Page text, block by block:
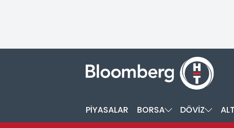
PİYASALAR BORSA DÖVİZ